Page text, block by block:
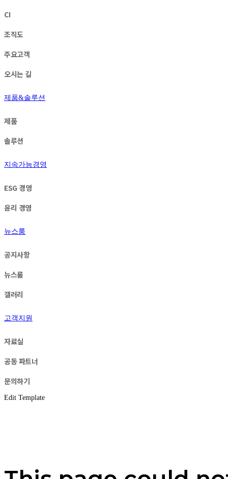
CI
조직도
주요고객
오시는 길
제품&솔루션
제품
솔루션
지속가능경영
ESG 경영
윤리 경영
뉴스룸
공지사항
뉴스룸
갤러리
고객지원
자료실
공동 파트너
문의하기
Edit Template